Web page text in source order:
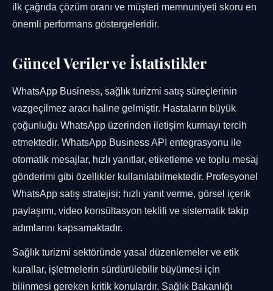
ilk çağrıda çözüm oranı ve müşteri memnuniyeti skoru en
önemli performans göstergeleridir.
Güncel Veriler ve İstatistikler
WhatsApp Business, sağlık turizmi satış süreçlerinin
vazgeçilmez aracı haline gelmiştir. Hastaların büyük
çoğunluğu WhatsApp üzerinden iletişim kurmayı tercih
etmektedir. WhatsApp Business API entegrasyonu ile
otomatik mesajlar, hızlı yanıtlar, etiketleme ve toplu mesaj
gönderimi gibi özellikler kullanılabilmektedir. Profesyonel
WhatsApp satış stratejisi; hızlı yanıt verme, görsel içerik
paylaşımı, video konsültasyon teklifi ve sistematik takip
adımlarını kapsamaktadır.
Sağlık turizmi sektöründe yasal düzenlemeler ve etik
kurallar, işletmelerin sürdürülebilir büyümesi için
bilinmesi gereken kritik konulardır. Sağlık Bakanlığı